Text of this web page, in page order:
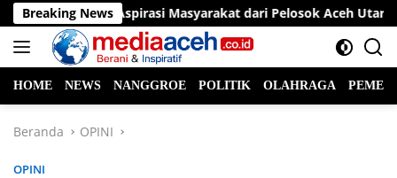
Langsung
ke
konten
Breaking News
Wa Serap Aspirasi Masyarakat dari Pelosok Aceh Utara
HOME NEWS NANGGROE POLITIK OLAHRAGA
Beranda OPINI
OPINI